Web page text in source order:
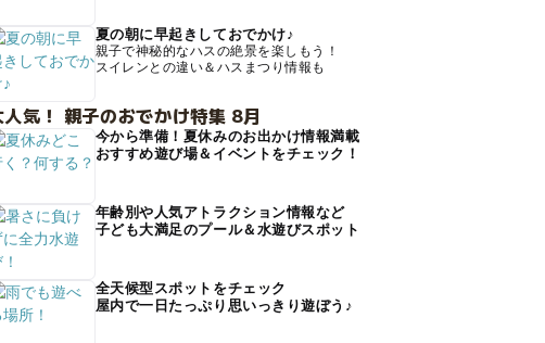
夏の朝に早起きしておでかけ♪
親子で神秘的なハスの絶景を楽しもう！
スイレンとの違い＆ハスまつり情報も
人気！ 親子のおでかけ特集 8月
今から準備！夏休みのお出かけ情報満載
おすすめ遊び場＆イベントをチェック！
年齢別や人気アトラクション情報など
子ども大満足のプール＆水遊びスポット
全天候型スポットをチェック
屋内で一日たっぷり思いっきり遊ぼう♪